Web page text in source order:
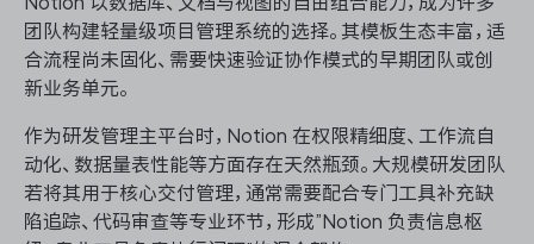
团队构建轻量级项目管理系统的选择。其模板生态丰富，适
合流程尚未固化、需要快速验证协作模式的早期团队或创
新业务单元。
作为研发管理主平台时，Notion 在权限精细度、工作流自
动化、数据量表性能等方面存在天然瓶颈。大规模研发团队
若将其用于核心交付管理，通常需要配合专门工具补充缺
陷追踪、代码审查等专业环节，形成”Notion 负责信息枢